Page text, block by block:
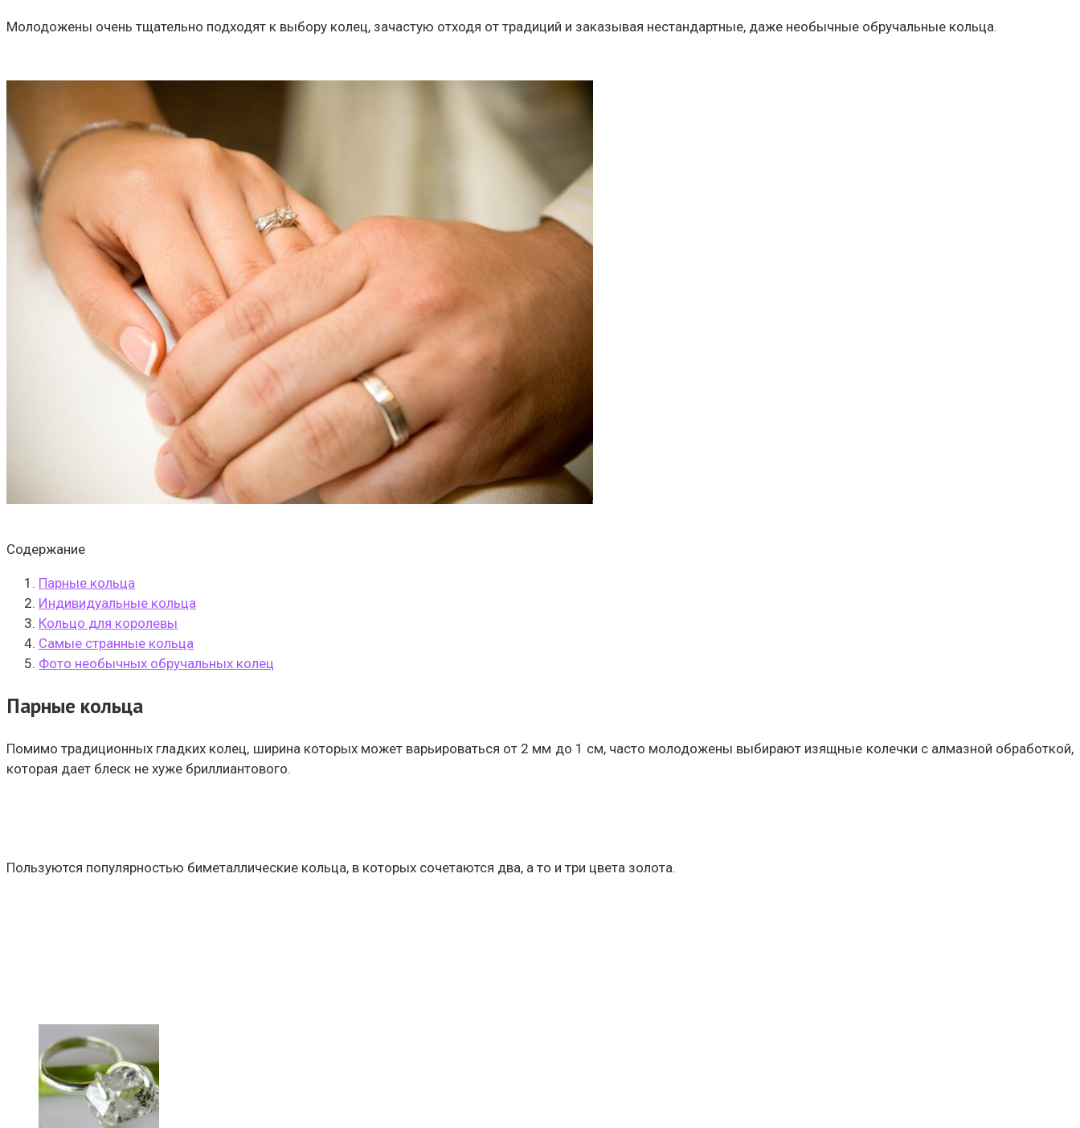
Молодожены очень тщательно подходят к выбору колец, зачастую отходя от традиций и заказывая нестандартные, даже необычные обручальные кольца.
Содержание
Парные кольца
Индивидуальные кольца
Кольцо для королевы
Самые странные кольца
Фото необычных обручальных колец
Парные кольца
Помимо традиционных гладких колец, ширина которых может варьироваться от 2 мм до 1 см, часто молодожены выбирают изящные колечки с алмазной обработкой,
которая дает блеск не хуже бриллиантового.
Пользуются популярностью биметаллические кольца, в которых сочетаются два, а то и три цвета золота.